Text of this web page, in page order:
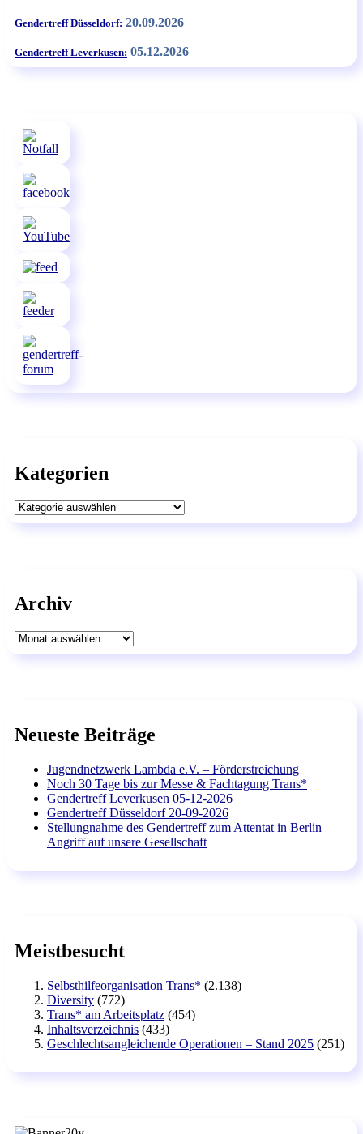
Gendertreff Düsseldorf: 20.09.2026
Gendertreff Leverkusen: 05.12.2026
Kategorien
Kategorien
Archiv
Archiv
Neueste Beiträge
Jugendnetzwerk Lambda e.V. – Förderstreichung
Noch 30 Tage bis zur Messe & Fachtagung Trans*
Gendertreff Leverkusen 05-12-2026
Gendertreff Düsseldorf 20-09-2026
Stellungnahme des Gendertreff zum Attentat in Berlin –
Angriff auf unsere Gesellschaft
Meistbesucht
Selbsthilfeorganisation Trans* (2.138)
Diversity (772)
Trans* am Arbeitsplatz (454)
Inhaltsverzeichnis (433)
Geschlechtsangleichende Operationen – Stand 2025 (251)